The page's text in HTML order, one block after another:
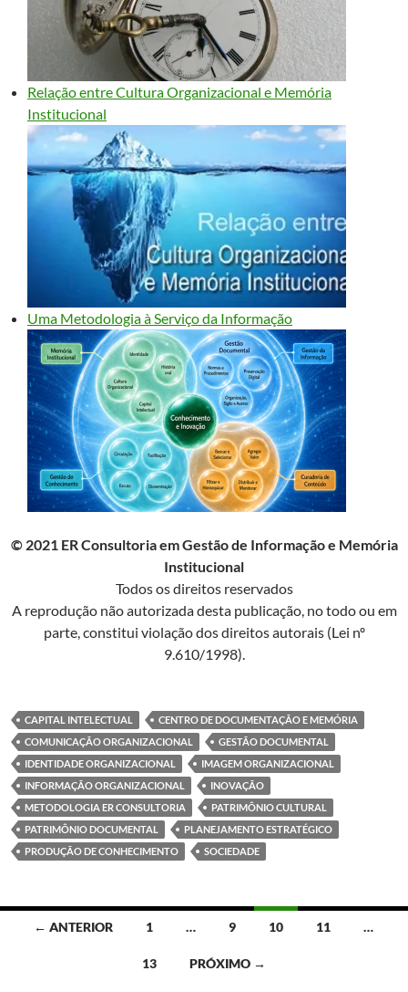
Relação entre Cultura Organizacional e Memória
Institucional
Uma Metodologia à Serviço da Informação
© 2021 ER Consultoria em Gestão de Informação e Memória
Institucional
Todos os direitos reservados
A reprodução não autorizada desta publicação, no todo ou em
parte, constitui violação dos direitos autorais (Lei nº
9.610/1998).
CAPITAL INTELECTUAL
CENTRO DE DOCUMENTAÇÃO E MEMÓRIA
COMUNICAÇÃO ORGANIZACIONAL
GESTÃO DOCUMENTAL
IDENTIDADE ORGANIZACIONAL
IMAGEM ORGANIZACIONAL
INFORMAÇÃO ORGANIZACIONAL
INOVAÇÃO
METODOLOGIA ER CONSULTORIA
PATRIMÔNIO CULTURAL
PATRIMÔNIO DOCUMENTAL
PLANEJAMENTO ESTRATÉGICO
PRODUÇÃO DE CONHECIMENTO
SOCIEDADE
Navegação
← ANTERIOR 1 … 9 10 11 …
13 PRÓXIMO →